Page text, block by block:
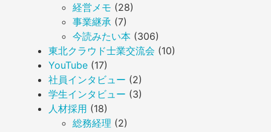
経営メモ (28)
事業継承 (7)
今読みたい本 (306)
東北クラウド士業交流会 (10)
YouTube (17)
社員インタビュー (2)
学生インタビュー (3)
人材採用 (18)
総務経理 (2)